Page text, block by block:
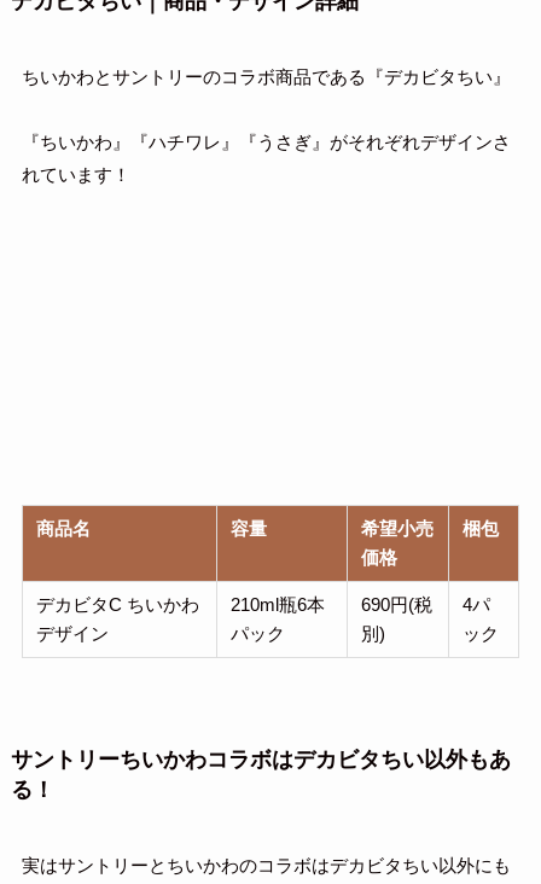
ちいかわとサントリーのコラボ商品である『デカビタちい』
『ちいかわ』『ハチワレ』『うさぎ』がそれぞれデザインさ
れています！
商品名 容量
希望小売
価格
梱包
デカビタC ちいかわ
デザイン
210ml瓶6本
パック
690円(税
別)
4パ
ック
サントリーちいかわコラボはデカビタちい以外もあ
る！
実はサントリーとちいかわのコラボはデカビタちい以外にも